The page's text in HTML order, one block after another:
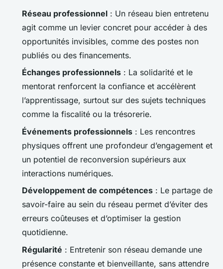
Réseau professionnel : Un réseau bien entretenu
agit comme un levier concret pour accéder à des
opportunités invisibles, comme des postes non
publiés ou des financements.
Échanges professionnels : La solidarité et le
mentorat renforcent la confiance et accélèrent
l’apprentissage, surtout sur des sujets techniques
comme la fiscalité ou la trésorerie.
Événements professionnels : Les rencontres
physiques offrent une profondeur d’engagement et
un potentiel de reconversion supérieurs aux
interactions numériques.
Développement de compétences : Le partage de
savoir-faire au sein du réseau permet d’éviter des
erreurs coûteuses et d’optimiser la gestion
quotidienne.
Régularité : Entretenir son réseau demande une
présence constante et bienveillante, sans attendre